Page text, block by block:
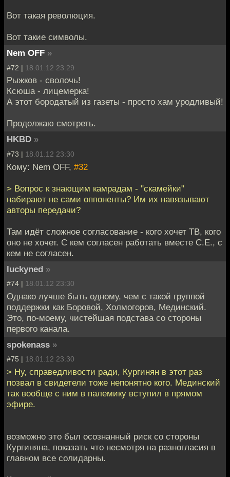
Вот такая революция.
Вот такие символы.
Nem OFF »
#72 | 18.01.12 23:29
Рыжков - сволочь!
Ксюша - лицемерка!
А этот бородатый из газеты - просто хам уродливый!
Продолжаю смотреть.
HKBD »
#73 | 18.01.12 23:30
Кому: Nem OFF, #32
> Вопрос к знающим камрадам - "скамейки"
набирают не сами оппоненты? Им их навязывают
авторы передачи?
Там идёт сложное согласование - кого хочет ТВ, кого
оно не хочет. С кем согласен работать вместе С.Е., с
кем не согласен.
luckyned »
#74 | 18.01.12 23:30
Однако лучше быть одному, чем с такой группой
поддержки как Боровой, Холмогоров, Мединский.
Это, по-моему, чистейшая подстава со стороны
первого канала.
spokenass »
#75 | 18.01.12 23:30
> Ну, справедливости ради, Кургинян в этот раз
позвал в свидетели тоже непонятно кого. Мединский
так вообще с ним в палемику вступил в прямом
эфире.
возможно это был осознанный риск со стороны
Кургиняна, показать что несмотря на разногласия в
главном все солидарны.